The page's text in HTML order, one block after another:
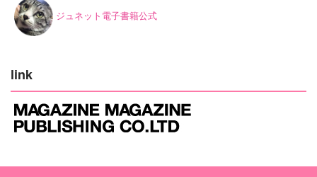
ジュネット電子書籍公式
link